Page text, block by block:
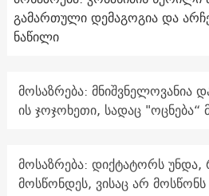
გამართული დემაგოგია და
ნაწილი
მოსაზრება: მნიშვნელოვანია
ის ჯოჯოხეთი, სადაც "ოცნება“
მოსაზრება: დიქტატორს
მოსწონდეს, ვისაც არ